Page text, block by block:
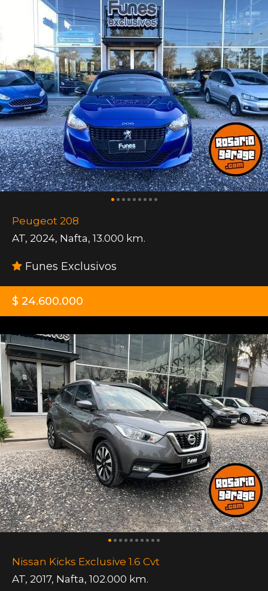
Peugeot 208
AT, 2024, Nafta, 13.000 km.
Funes Exclusivos
$ 24.600.000
Nissan Kicks Exclusive 1.6 Cvt
AT, 2017, Nafta, 102.000 km.